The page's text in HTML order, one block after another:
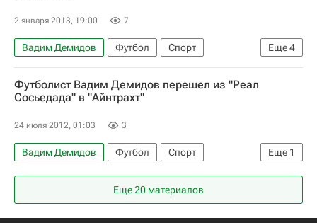
2 января 2013, 19:00 7
Еще4
Вадим Демидов Футбол
Спорт
Чемпионат Испании по футболу
Бундеслига
Сельта
Айнтрахт (Франкфурт)
Футболист Вадим Демидов перешел из "Реал
Сосьедада" в "Айнтрахт"
24 июля 2012, 01:03 3
Еще 1
Вадим Демидов Футбол
Спорт
Айнтрахт (Франкфурт)
Еще 20 материалов